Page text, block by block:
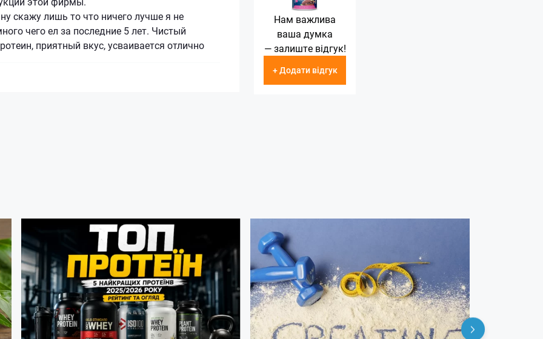
Нам важлива
ваша думка
— залиште відгук!
+ Додати відгук
скажу лишь то что ничего лучше я не
чего ел за последние 5 лет. Чистый
приятный вкус, усваивается отлично